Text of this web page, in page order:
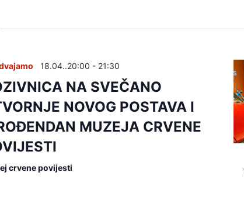
18.04..20:00 - 21:30
NA SVEČANO
NOVOG POSTAVA I
MUZEJA CRVENE
crvene povijesti